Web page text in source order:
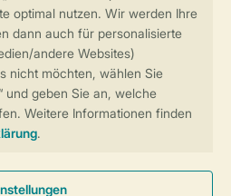
Privatsphäre
und Einstellungen